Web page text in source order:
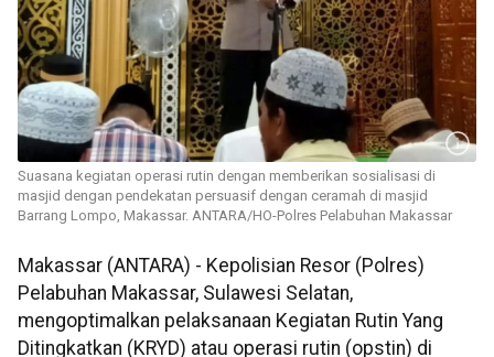
Suasana kegiatan operasi rutin dengan memberikan sosialisasi di
masjid dengan pendekatan persuasif dengan ceramah di masjid
Barrang Lompo, Makassar. ANTARA/HO-Polres Pelabuhan Makassar
Makassar (ANTARA) - Kepolisian Resor (Polres)
Pelabuhan Makassar, Sulawesi Selatan,
mengoptimalkan pelaksanaan Kegiatan Rutin Yang
Ditingkatkan (KRYD) atau operasi rutin (opstin) di